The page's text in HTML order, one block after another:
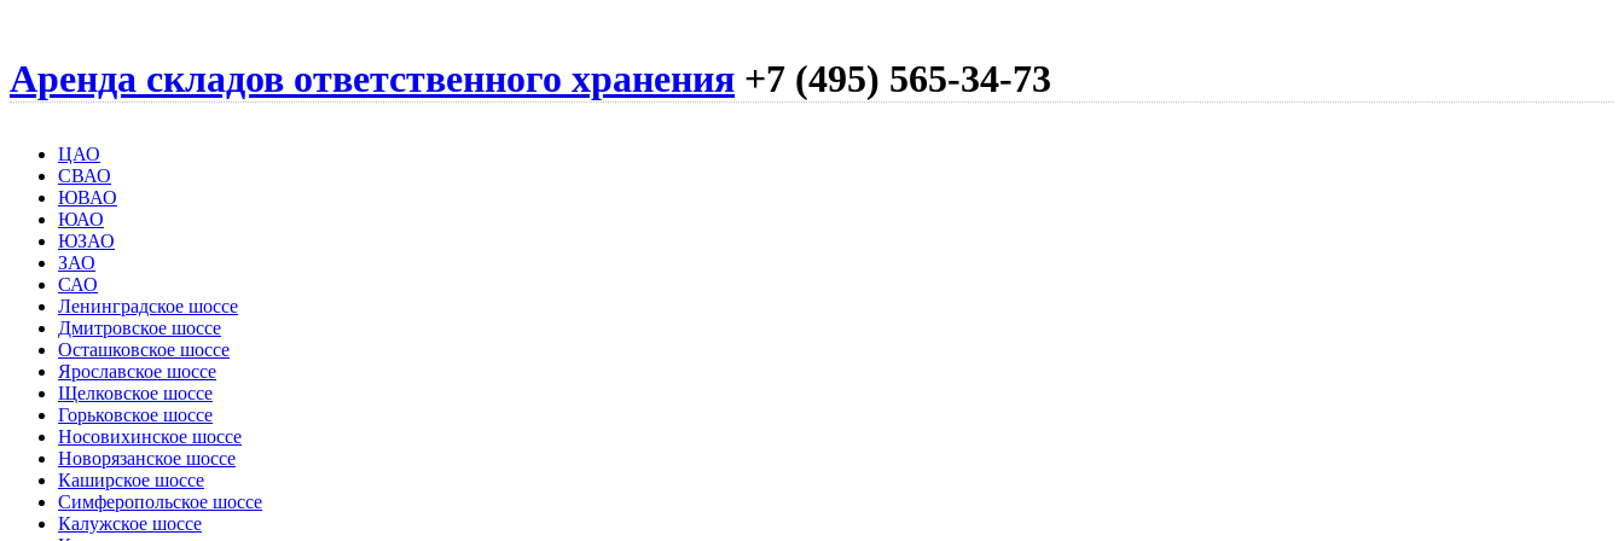
Аренда складов ответственного хранения +7 (495) 565-34-73
ЦАО
СВАО
ЮВАО
ЮАО
ЮЗАО
ЗАО
САО
Ленинградское шоссе
Дмитровское шоссе
Осташковское шоссе
Ярославское шоссе
Щелковское шоссе
Горьковское шоссе
Носовихинское шоссе
Новорязанское шоссе
Каширское шоссе
Симферопольское шоссе
Калужское шоссе